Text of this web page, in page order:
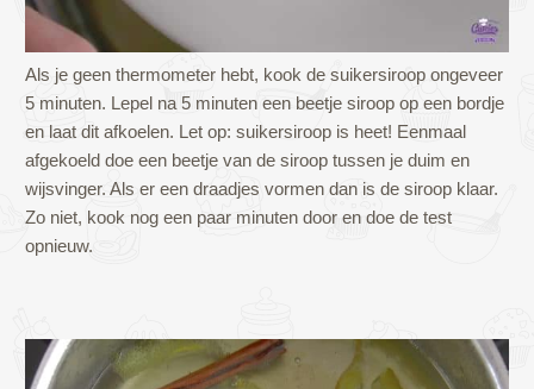
Als je geen thermometer hebt, kook de suikersiroop ongeveer
5 minuten. Lepel na 5 minuten een beetje siroop op een bordje
en laat dit afkoelen. Let op: suikersiroop is heet! Eenmaal
afgekoeld doe een beetje van de siroop tussen je duim en
wijsvinger. Als er een draadjes vormen dan is de siroop klaar.
Zo niet, kook nog een paar minuten door en doe de test
opnieuw.